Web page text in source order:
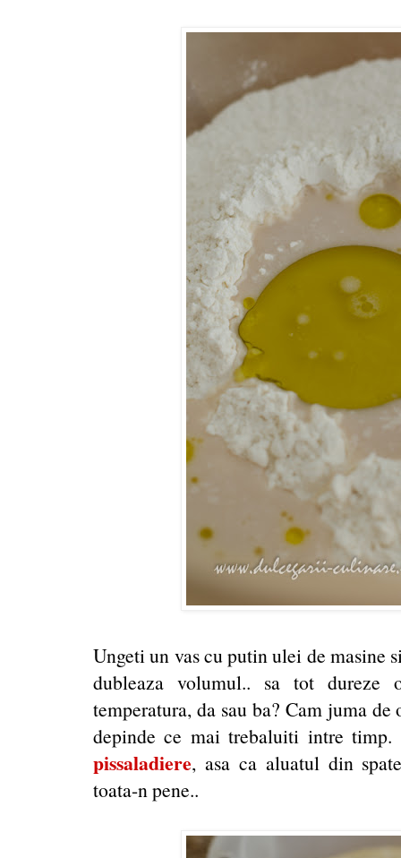
Ungeti un vas cu putin ulei de masine
dubleaza volumul.. sa tot dureze
temperatura, da sau ba? Cam juma
depinde ce mai trebaluiti intre
pissaladiere, asa ca aluatul din
toata-n pene..